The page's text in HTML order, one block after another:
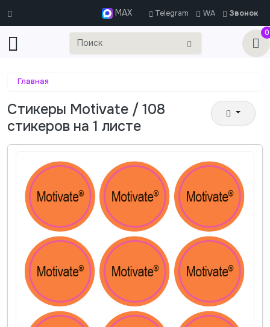
MAX Telegram WA
Звонок
0
Главная
Стикеры Motivate / 108
стикеров на 1 листе